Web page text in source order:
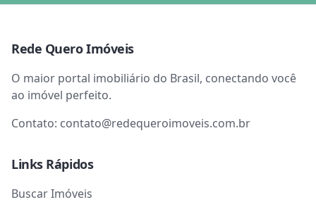
Rede Quero Imóveis
O maior portal imobiliário do Brasil, conectando você
ao imóvel perfeito.
Contato: contato@redequeroimoveis.com.br
Links Rápidos
Buscar Imóveis